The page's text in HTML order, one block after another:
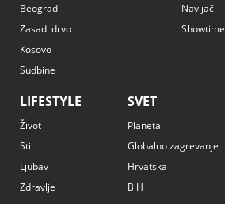
Beograd
Zasadi drvo
Kosovo
Sudbine
Navijači
Showtime
LIFESTYLE
Život
Stil
Ljubav
Zdravlje
SVET
Planeta
Globalno zagrevanje
Hrvatska
BiH